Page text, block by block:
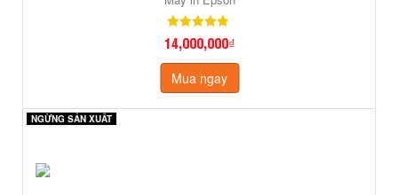
14,000,000₫
Mua ngay
NGỪNG SẢN XUẤT
NGỪNG SẢN XUẤT